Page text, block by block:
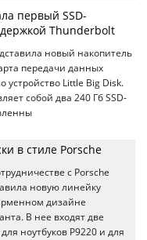
первый SSD-
Thunderbolt
новый накопитель
передачи данных
устройство Little Big Disk.
собой два 240 Гб SSD-
в стиле Porsche
с Porsche
новую линейку
дизайне
В нее входят две
ноутбуков P9220 и для